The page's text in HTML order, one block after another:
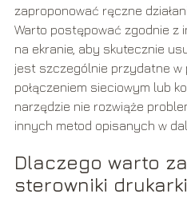
zaproponować ręczne
Warto postępować zgodnie z
na ekranie, aby skutecznie
jest szczególnie przydatne w
połączeniem sieciowym lub
narzędzie nie rozwiąże
innych metod opisanych w
Dlaczego warto
sterowniki